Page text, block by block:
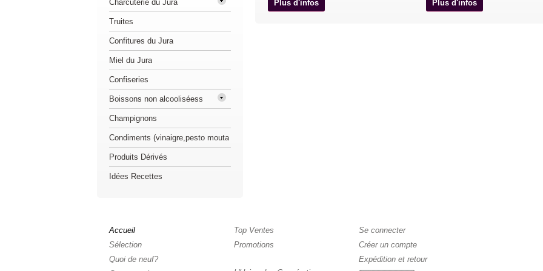
Plus d'infos Plus d'infos
Charcuterie du Jura
Truites
Confitures du Jura
Miel du Jura
Confiseries
Boissons non alcooliséess
Champignons
Condiments (vinaigre,pesto mouta
Produits Dérivés
Idées Recettes
Accueil
Sélection
Quoi de neuf?
Top Ventes
Promotions
Se connecter
Créer un compte
Expédition et retour